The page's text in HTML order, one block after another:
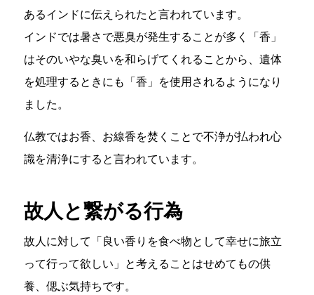
あるインドに伝えられたと言われています。
インドでは暑さで悪臭が発生することが多く「香」
はそのいやな臭いを和らげてくれることから、遺体
を処理するときにも「香」を使用されるようになり
ました。
仏教ではお香、お線香を焚くことで不浄が払われ心
識を清浄にすると言われています。
故人と繋がる行為
故人に対して「良い香りを食べ物として幸せに旅立
って行って欲しい」と考えることはせめてもの供
養、偲ぶ気持ちです。